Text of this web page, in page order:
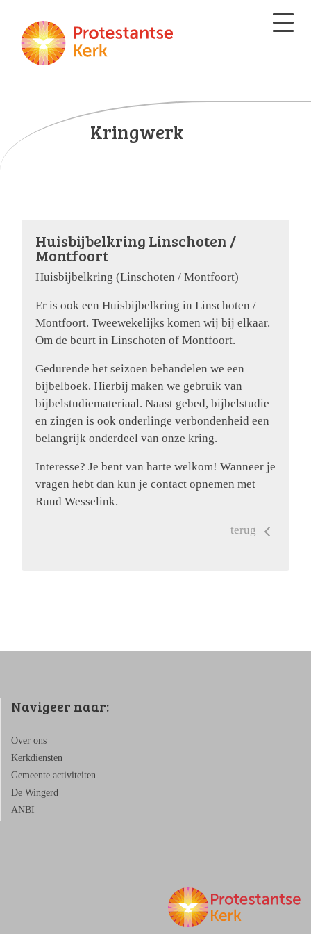
Kringwerk
Huisbijbelkring Linschoten /
Montfoort
Huisbijbelkring (Linschoten / Montfoort)
Er is ook een Huisbijbelkring in Linschoten /
Montfoort. Tweewekelijks komen wij bij elkaar.
Om de beurt in Linschoten of Montfoort.
Gedurende het seizoen behandelen we een
bijbelboek. Hierbij maken we gebruik van
bijbelstudiemateriaal. Naast gebed, bijbelstudie
en zingen is ook onderlinge verbondenheid een
belangrijk onderdeel van onze kring.
Interesse? Je bent van harte welkom! Wanneer je
vragen hebt dan kun je contact opnemen met
Ruud Wesselink.
terug
Navigeer naar:
Over ons
Kerkdiensten
Gemeente activiteiten
De Wingerd
ANBI